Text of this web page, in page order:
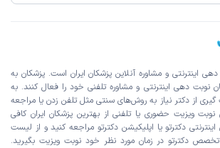
نمیکنم
دهی اینترنتی و مشاوره آنلاین پزشکان ایران است. پزشکان به
نوبت دهی اینترنتی و مشاوره تلفنی خود را فعال کنند. به
گیری از دکتر نیاز به روش‌های سنتی مثل تلفن زدن یا مراجعه
ویزیت حضوری یا تلفنی از بهترین پزشکان ایران کافی
دکترتو یا اپلیکیشن دکترتو مراجعه کنید و از لیست
تخصص دکترتو در زمان مورد نظر خود نوبت ویزیت بگیرید.